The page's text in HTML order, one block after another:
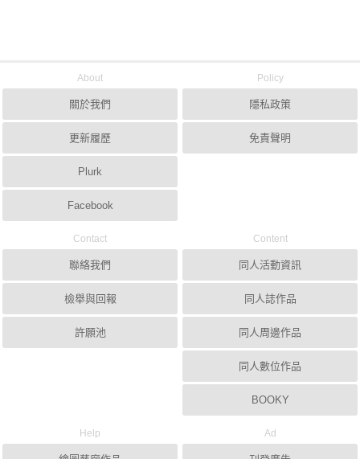
About
關於我們
更新履歷
Plurk
Facebook
Policy
隱私政策
免責聲明
Contact
聯絡我們
檢舉與回報
許願池
Content
同人活動資訊
同人誌作品
同人周邊作品
同人數位作品
BOOKY
Help Ad